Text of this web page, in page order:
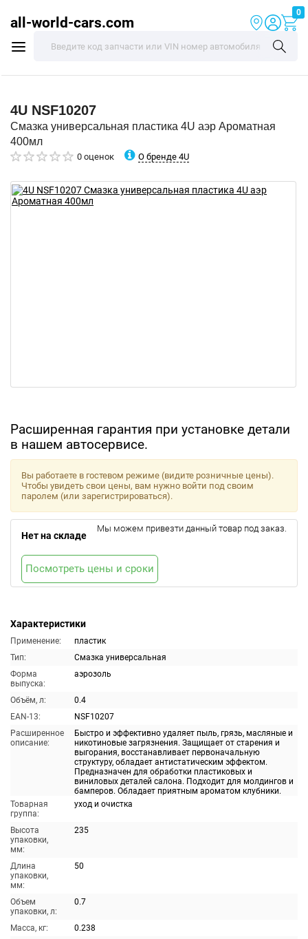
all-world-cars.com
0
4U NSF10207
Смазка универсальная пластика 4U аэр Ароматная
400мл
0 оценок О бренде 4U
Расширенная гарантия при установке детали
в нашем автосервисе.
Характеристики
Применение:
пластик
Тип:
Смазка универсальная
Форма
выпуска:
аэрозоль
Объём, л:
0.4
EAN-13:
NSF10207
Расширенное
описание:
Быстро и эффективно удаляет пыль, грязь, масляные и
никотиновые загрязнения. Защищает от старения и
выгорания, восстанавливает первоначальную
структуру, обладает антистатическим эффектом.
Предназначен для обработки пластиковых и
виниловых деталей салона. Подходит для молдингов и
бамперов. Обладает приятным ароматом клубники.
Товарная
группа:
уход и очистка
Высота
упаковки,
мм:
235
Длина
упаковки,
мм:
50
Объем
упаковки, л:
0.7
Масса, кг:
0.238
Вы работаете в гостевом режиме (видите розничные цены).
Чтобы увидеть свои цены, вам нужно войти под своим
паролем (или зарегистрироваться).
Нет на складе
Мы можем привезти данный товар под заказ.
Посмотреть цены и сроки